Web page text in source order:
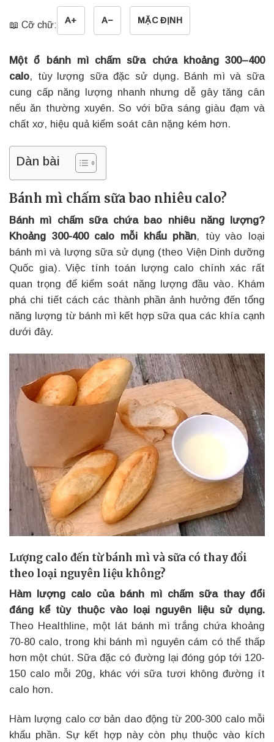
📖 Cỡ chữ: A+ A− MẶC ĐỊNH
Một ổ bánh mì chấm sữa chứa khoảng 300–400
calo, tùy lượng sữa đặc sử dụng. Bánh mì và sữa
cung cấp năng lượng nhanh nhưng dễ gây tăng cân
nếu ăn thường xuyên. So với bữa sáng giàu đạm và
chất xơ, hiệu quả kiểm soát cân nặng kém hơn.
Dàn bài
Bánh mì chấm sữa bao nhiêu calo?
Bánh mì chấm sữa chứa bao nhiêu năng lượng?
Khoảng 300-400 calo mỗi khẩu phần, tùy vào loại
bánh mì và lượng sữa sử dụng (theo Viện Dinh dưỡng
Quốc gia). Việc tính toán lượng calo chính xác rất
quan trọng để kiểm soát năng lượng đầu vào. Khám
phá chi tiết cách các thành phần ảnh hưởng đến tổng
năng lượng từ bánh mì kết hợp sữa qua các khía cạnh
dưới đây.
Lượng calo đến từ bánh mì và sữa có thay đổi
theo loại nguyên liệu không?
Hàm lượng calo của bánh mì chấm sữa thay đổi
đáng kể tùy thuộc vào loại nguyên liệu sử dụng.
Theo Healthline, một lát bánh mì trắng chứa khoảng
70-80 calo, trong khi bánh mì nguyên cám có thể thấp
hơn một chút. Sữa đặc có đường lại đóng góp tới 120-
150 calo mỗi 20g, khác với sữa tươi không đường ít
calo hơn.
Hàm lượng calo cơ bản dao động từ 200-300 calo mỗi
khẩu phần. Sự kết hợp này còn phụ thuộc vào kích